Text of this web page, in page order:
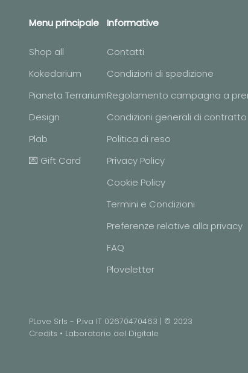
Menu principale
Shop all
Kokedarium
Pianeta Terrarium
Design
Plab
💌 Gift Card
Informative
Contatti
Condizioni di spedizione
Regolamento campagna a
Condizioni generali di contratto
Politica di reso
Privacy Policy
Cookie Policy
Termini e Condizioni
Preferenze relative alla privacy
FAQ
Ploveletter
PLove Srls - P.iva IT 02670470463 | © 2023
Credits • Laboratorio del Digitale